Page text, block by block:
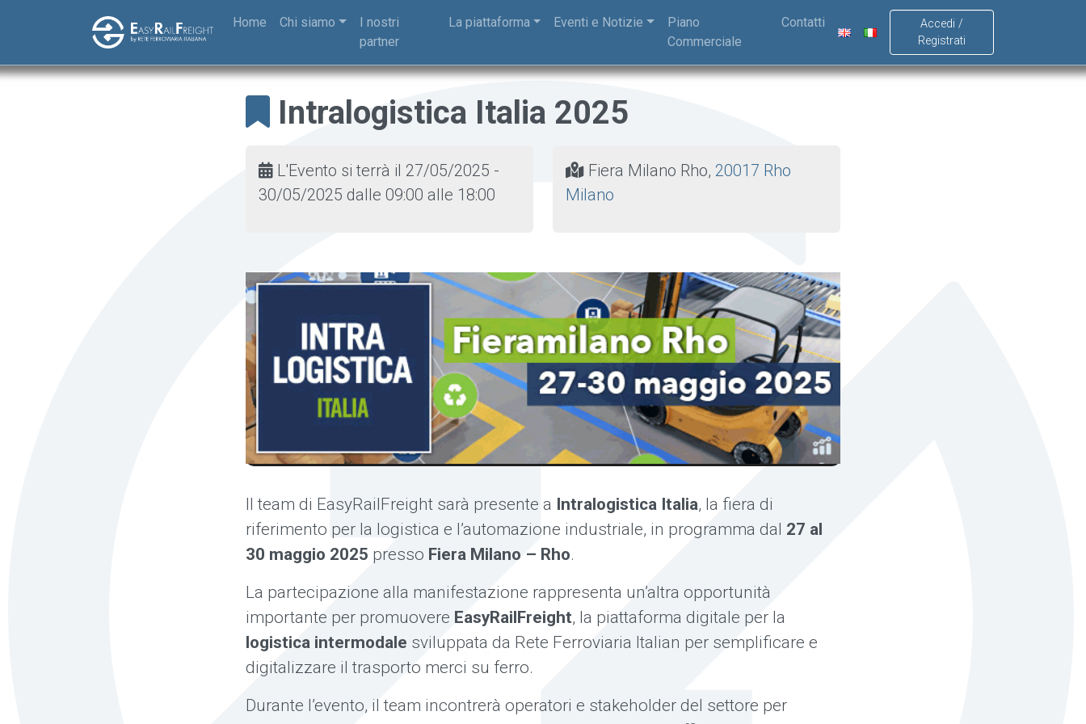
Skip to main content Home Chi siamo
I nostri
partner
La piattaforma Eventi e Notizie
Piano
Commerciale
Contatti
Accedi /
Registrati
Intralogistica Italia 2025
L'Evento si terrà il 27/05/2025 -
30/05/2025 dalle 09:00 alle 18:00
Fiera Milano Rho, 20017 Rho
Milano
Il team di EasyRailFreight sarà presente a Intralogistica Italia, la fiera di
riferimento per la logistica e l’automazione industriale, in programma dal 27 al
30 maggio 2025 presso Fiera Milano – Rho.
La partecipazione alla manifestazione rappresenta un’altra opportunità
importante per promuovere EasyRailFreight, la piattaforma digitale per la
logistica intermodale sviluppata da Rete Ferroviaria Italian per semplificare e
digitalizzare il trasporto merci su ferro.
Durante l’evento, il team incontrerà operatori e stakeholder del settore per